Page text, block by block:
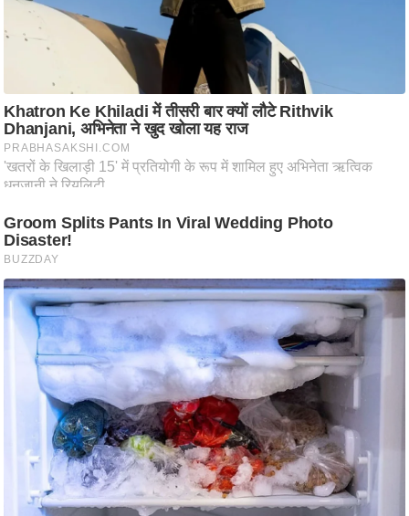
ने
मं
त्रा
रि
ले
श
न
शि
प
रा
ज
नी
ति
ण
स